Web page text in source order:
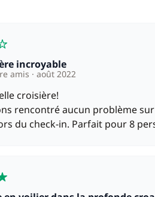
incroyable
amis août 2022
croisière!
rencontré aucun problème
du check-in. Parfait pour 8